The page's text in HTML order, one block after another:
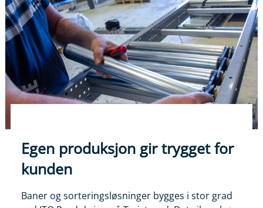
Egen produksjon gir trygget for
kunden
Baner og sorteringsløsninger bygges i stor grad